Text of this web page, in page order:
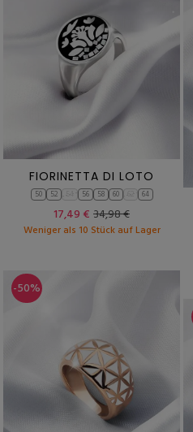
FIORINETTA DI LOTO
50 52 56 58 60 64
17,49 € 34,98 €
Weniger als 10 Stück auf Lager
-50%